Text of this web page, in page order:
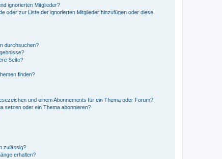
ignorierten Mitglieder?
oder zur Liste der ignorierten Mitglieder hinzufügen oder diese
durchsuchen?
Seite?
finden?
und einem Abonnements für ein Thema oder Forum?
setzen oder ein Thema abonnieren?
zulässig?
erhalten?